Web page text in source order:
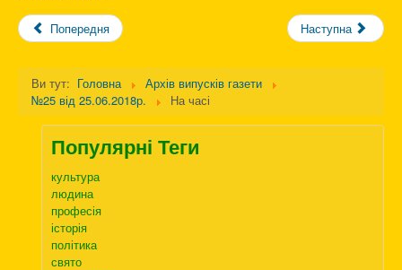
Попередня Наступна
Ви тут: Головна
Архів випусків газети
№25 від 25.06.2018р.
На часі
Популярні Теги
культура
людина
професія
історія
політика
свято